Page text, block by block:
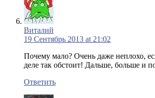
Виталий
19 Сентябрь 2013 at 21:02
Почему мало? Очень даже неплохо,
деле так обстоит! Дальше, больше и
Ответить